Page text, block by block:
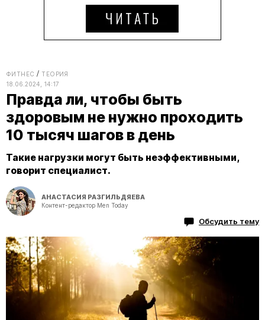
ФИТНЕС
ТЕОРИЯ
18.06.2024, 14:17
Правда ли, чтобы быть
здоровым не нужно проходить
10 тысяч шагов в день
Такие нагрузки могут быть неэффективными,
говорит специалист.
АНАСТАСИЯ РАЗГИЛЬДЯЕВА
Контент-редактор Men Today
Обсудить тему